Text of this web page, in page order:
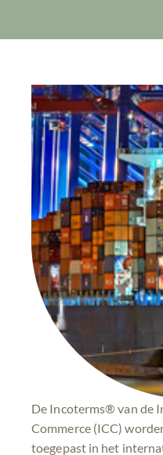
De Incoterms® van de
Commerce (ICC)
toegepast in het